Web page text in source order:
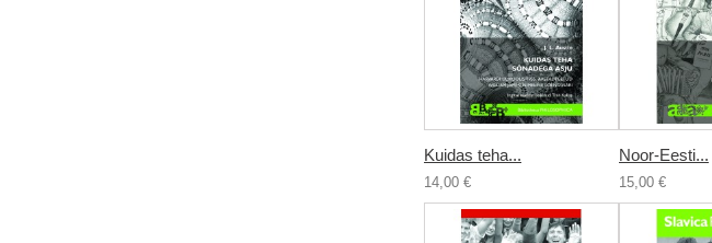
Kuidas teha...
14,00 €
Noor-Eesti...
15,00 €